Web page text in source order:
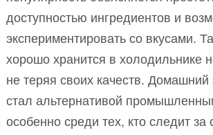
доступностью ингредиентов и
экспериментировать со вкусами.
хорошо хранится в холодильнике
не теряя своих качеств. Домашний
стал альтернативой
особенно среди тех, кто следит за